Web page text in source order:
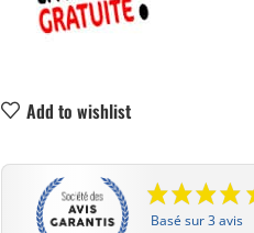
Add to wishlist
Basé sur 3 avis